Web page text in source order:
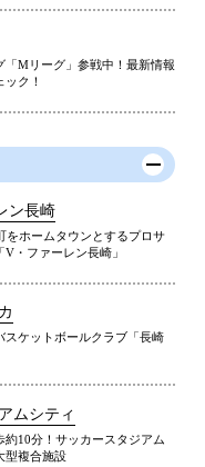
「Mリーグ」参戦中！最新情報
ク！
ン長崎
をホームタウンとするプロサ
V・ファーレン長崎」
スケットボールクラブ「長崎
ムシティ
約10分！サッカースタジアム
型複合施設